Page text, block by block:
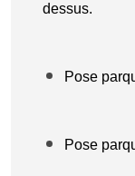
dessus.
Pose
Pose